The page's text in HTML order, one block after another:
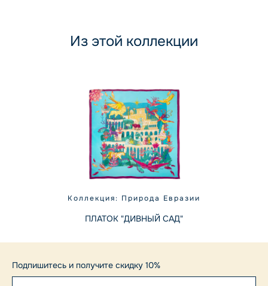
Из этой коллекции
Коллекция: Природа Евразии
ПЛАТОК "ДИВНЫЙ САД"
Подпишитесь и получите скидку 10%